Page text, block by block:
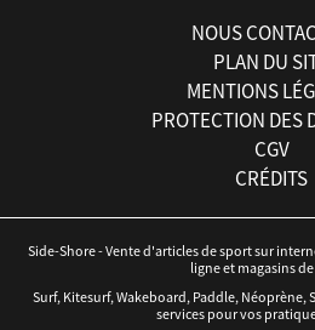
NOUS
PLAN DU
MENTIONS
PROTECTION DES
CGV
CRÉDITS
Side-Shore - Vente d'articles de sport sur
ligne et magasins
Surf, Kitesurf, Wakeboard, Paddle, Néoprène,
services pour vos